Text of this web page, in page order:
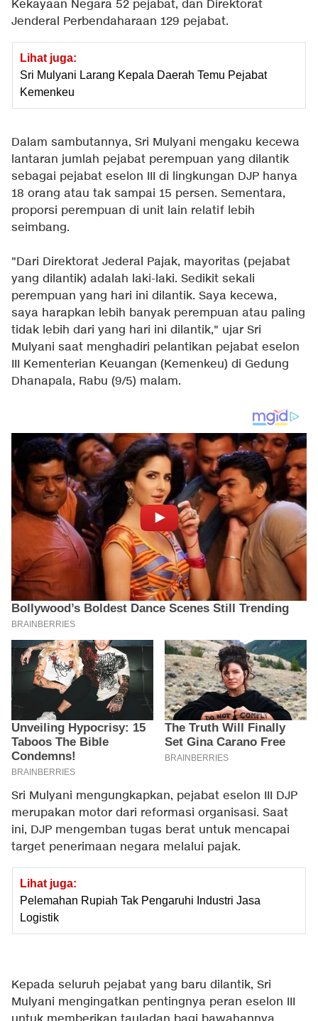
Kekayaan Negara 52 pejabat, dan Direktorat
Jenderal Perbendaharaan 129 pejabat.
Lihat juga:
Sri Mulyani Larang Kepala Daerah Temu Pejabat
Kemenkeu
Dalam sambutannya, Sri Mulyani mengaku kecewa
lantaran jumlah pejabat perempuan yang dilantik
sebagai pejabat eselon III di lingkungan DJP hanya
18 orang atau tak sampai 15 persen. Sementara,
proporsi perempuan di unit lain relatif lebih
seimbang.
"Dari Direktorat Jederal Pajak, mayoritas (pejabat
yang dilantik) adalah laki-laki. Sedikit sekali
perempuan yang hari ini dilantik. Saya kecewa,
saya harapkan lebih banyak perempuan atau paling
tidak lebih dari yang hari ini dilantik," ujar Sri
Mulyani saat menghadiri pelantikan pejabat eselon
III Kementerian Keuangan (Kemenkeu) di Gedung
Dhanapala, Rabu (9/5) malam.
Sri Mulyani mengungkapkan, pejabat eselon III DJP
merupakan motor dari reformasi organisasi. Saat
ini, DJP mengemban tugas berat untuk mencapai
target penerimaan negara melalui pajak.
Lihat juga:
Pelemahan Rupiah Tak Pengaruhi Industri Jasa
Logistik
Kepada seluruh pejabat yang baru dilantik, Sri
Mulyani mengingatkan pentingnya peran eselon III